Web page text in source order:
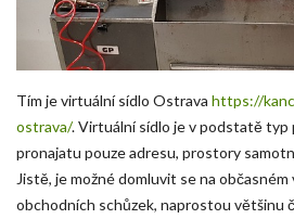
Tím je virtuální sídlo Ostrava https://
ostrava/. Virtuální sídlo je v podstatě typ
pronajatu pouze adresu, prostory
Jistě, je možné domluvit se na
obchodních schůzek, naprostou většinu